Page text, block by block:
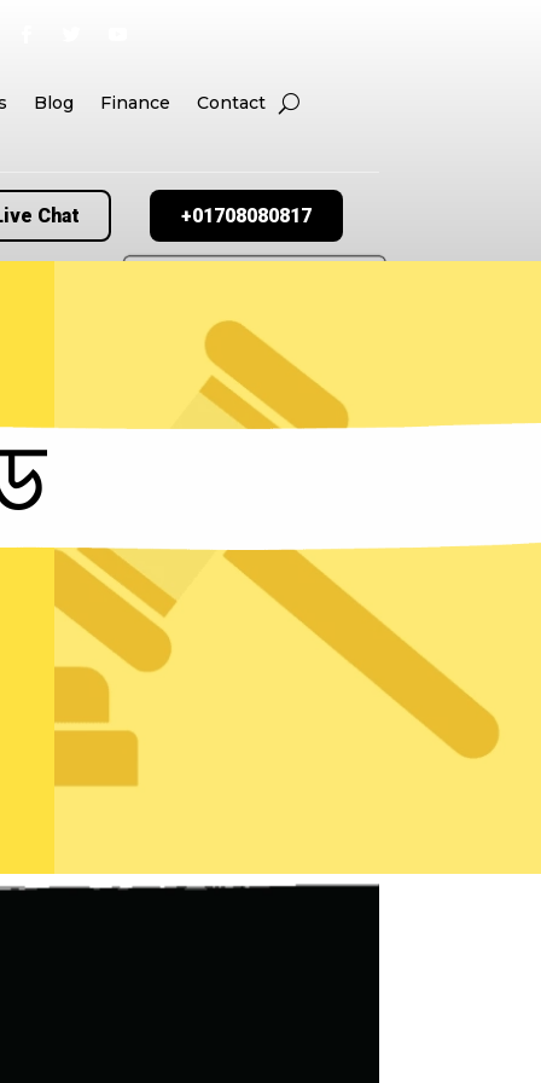
Blog Finance Contact
Chat +01708080817